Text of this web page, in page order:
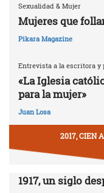
Sexualidad & Mujer
Mujeres que
Pikara Magazine
Entrevista a la escritora
«La Iglesia
para la mujer»
Juan Losa
2017, CIEN
1917, un siglo